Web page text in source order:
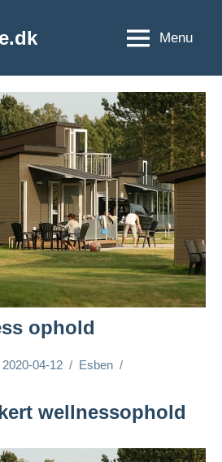
Menu
ophold
2020-04-12 Esben
wellnessophold